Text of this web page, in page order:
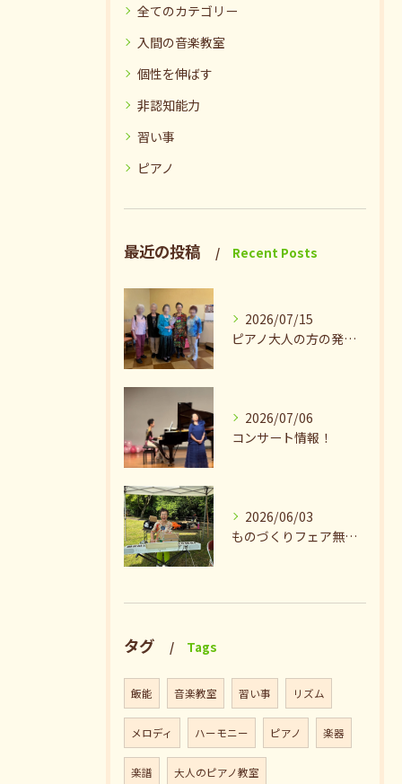
全てのカテゴリー
入間の音楽教室
個性を伸ばす
非認知能力
習い事
ピアノ
最近の投稿 Recent Posts
2026/07/15
ピアノ大人の方の発表会兼ねたお茶会🎵
2026/07/06
コンサート情報！
2026/06/03
ものづくりフェア無事終了♪ありがとうございました。
タグ Tags
飯能 音楽教室 習い事 リズム
メロディ ハーモニー ピアノ 楽器
楽譜 大人のピアノ教室